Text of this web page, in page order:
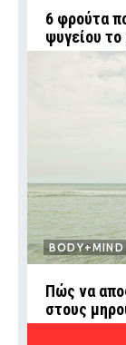
6 φρούτα
ψυγείου το
BODY+MIND
Πώς να
στους